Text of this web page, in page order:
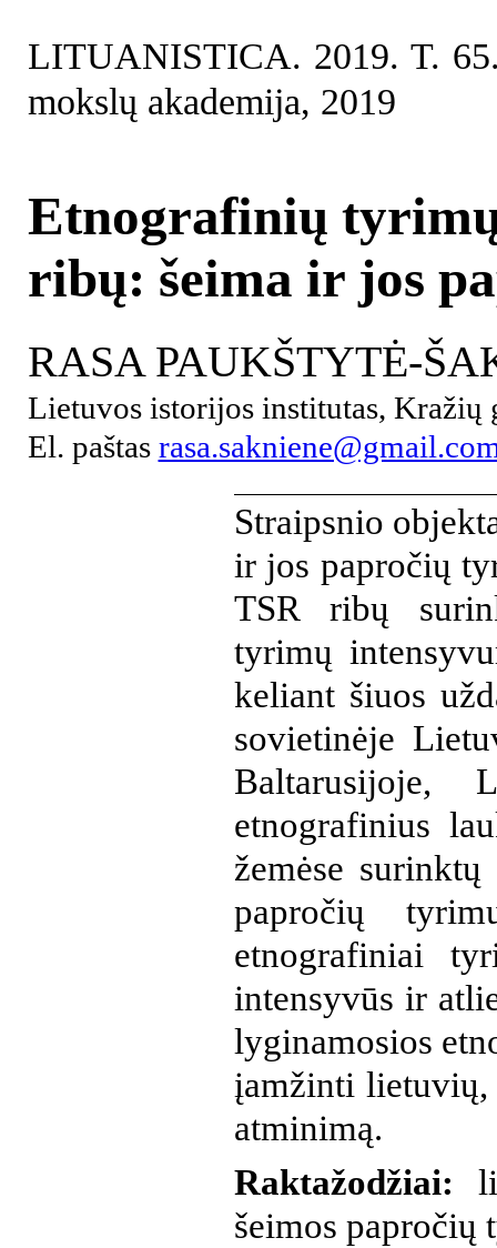
LITUANISTICA. 2019. T.
mokslų akademija, 2019
Etnografinių
ribų: šeima ir jos
RASA PAUKŠTYTĖ-
Lietuvos istorijos institutas, Kražių
El. paštas
Straipsnio
ir jos papročių
TSR ribų
tyrimų
keliant šiuos
sovietinėje
Baltarusijoje,
etnografinius
žemėse
papročių
etnografiniai
intensyvūs ir
lyginamosios
įamžinti lietuvių,
atminimą.
Raktažodžiai:
šeimos papročių